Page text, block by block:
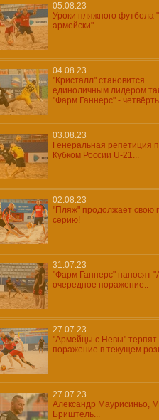
05.08.23
Уроки пляжного футбола
армейски"...
04.08.23
"Кристалл" становится
единоличным лидером
"Фарм Ганнерс" -
03.08.23
Генеральная репетиция
Кубком России U-21...
02.08.23
"Пляж" продолжает свою
серию!
31.07.23
"Фарм Ганнерс" наносят
очередное поражение..
27.07.23
"Армейцы с Невы" терпят
поражение в текущем
27.07.23
Александр Маурисиньо,
Бриштель...